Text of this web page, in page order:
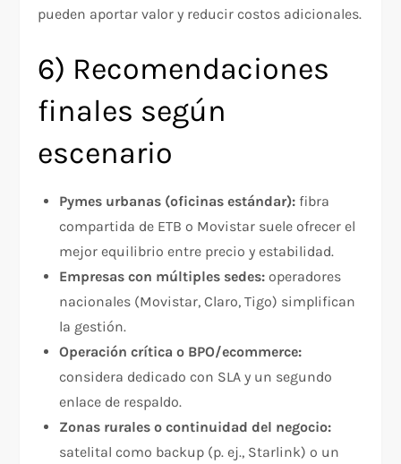
pueden aportar valor y reducir costos adicionales.
6) Recomendaciones
finales según
escenario
Pymes urbanas (oficinas estándar): fibra
compartida de ETB o Movistar suele ofrecer el
mejor equilibrio entre precio y estabilidad.
Empresas con múltiples sedes: operadores
nacionales (Movistar, Claro, Tigo) simplifican
la gestión.
Operación crítica o BPO/ecommerce:
considera dedicado con SLA y un segundo
enlace de respaldo.
Zonas rurales o continuidad del negocio:
satelital como backup (p. ej., Starlink) o un